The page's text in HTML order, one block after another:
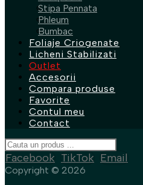
Stipa Pennata
Phleum
Bumbac
Foliaje Criogenate
Licheni Stabilizati
Outlet
Accesorii
Compara produse
Favorite
Contul meu
Contact
Facebook TikTok Email
Copyright © 2026